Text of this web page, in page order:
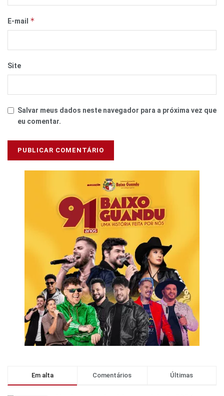
E-mail *
Site
Salvar meus dados neste navegador para a próxima vez que
eu comentar.
Em alta Comentários Últimas